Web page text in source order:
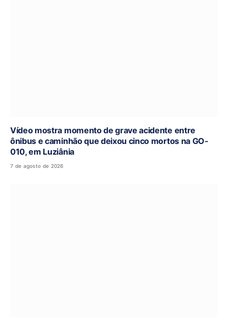
Vídeo mostra momento de grave acidente entre
ônibus e caminhão que deixou cinco mortos na GO-
010, em Luziânia
7 de agosto de 2026